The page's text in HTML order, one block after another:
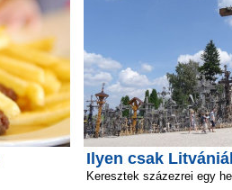
Ilyen csak
Keresztek százezrei egy